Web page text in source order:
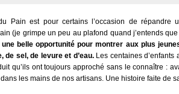
Pain est pour certains l’occasion de
(je grimpe un peu au plafond quand j’entends
une belle opportunité pour montrer aux plus
de sel, de levure et d’eau.Les centaines d’enfants
qu’ils ont toujours approché sans le connaître :
les mains de nos artisans. Une histoire faite de